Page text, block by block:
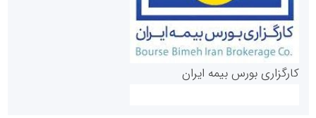
کارگزاری بورس بیمه ایران